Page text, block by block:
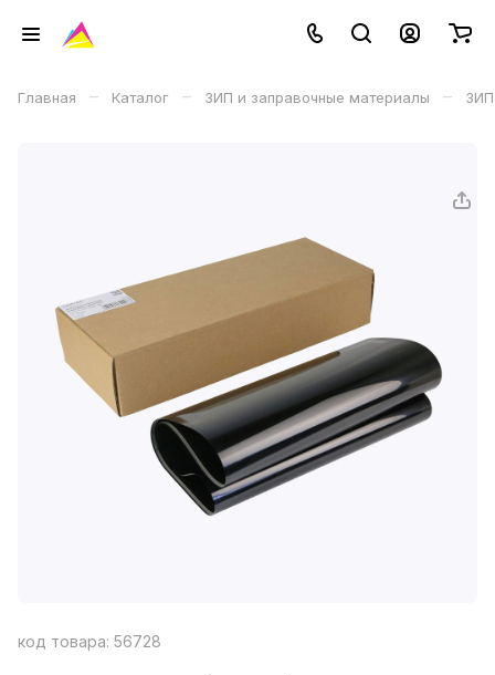
Главная – Каталог – ЗИП и заправочные материалы – ЗИП
код товара: 56728